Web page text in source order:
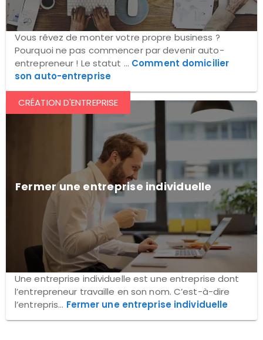
Vous rêvez de monter votre propre business ?
Pourquoi ne pas commencer par devenir auto-
entrepreneur ! Le statut ... Comment domicilier
son auto-entreprise
Fermer une entreprise individuelle
CRÉATION D'ENTREPRISE
Une entreprise individuelle est une entreprise dont
l’entrepreneur travaille en son nom. C’est-à-dire
l’entrepris... Fermer une entreprise individuelle